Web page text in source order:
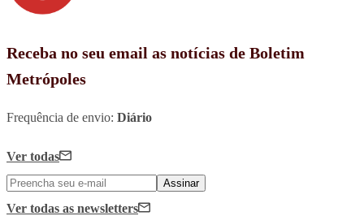
Receba no seu email as notícias de Boletim
Metrópoles
Frequência de envio: Diário
Ver todas
Assinar
Ver todas as newsletters